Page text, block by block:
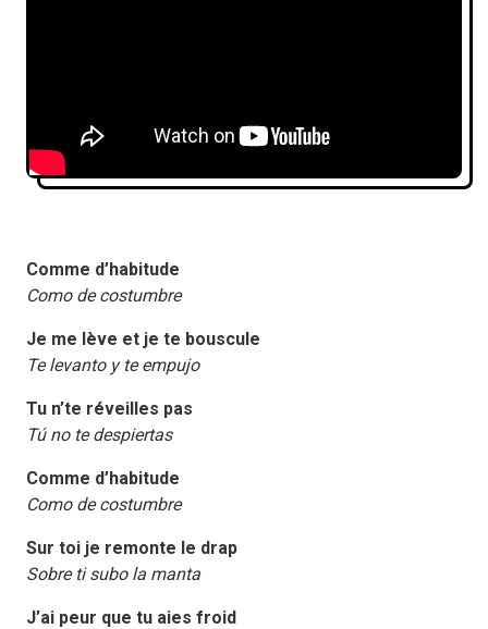
Comme d’habitude
Como de costumbre
Je me lève et je te bouscule
Te levanto y te empujo
Tu n’te réveilles pas
Tú no te despiertas
Comme d’habitude
Como de costumbre
Sur toi je remonte le drap
Sobre ti subo la manta
J’ai peur que tu aies froid